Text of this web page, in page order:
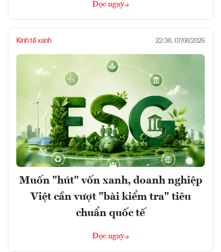
Đọc ngay
Kinh tế xanh 22:38, 07/08/2026
Muốn "hút" vốn xanh, doanh nghiệp
Việt cần vượt "bài kiểm tra" tiêu
chuẩn quốc tế
Đọc ngay